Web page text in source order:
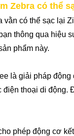
Zebra có thể
có thể sạc lại
thông qua hiệu
phẩm này.
là giải pháp
điện thoại di
phép động cơ